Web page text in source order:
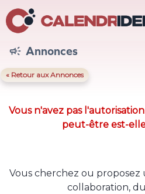
 Annonces
« Retour aux Annonces
Vous n'avez pas
peut-être est-
Vous cherchez ou
collaboration,